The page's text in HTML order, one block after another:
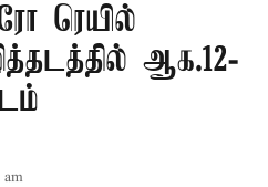
ரெயில்
ஆக.12-